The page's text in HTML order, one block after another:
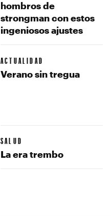
hombros de
strongman con estos
ingeniosos ajustes
ACTUALIDAD
Verano sin tregua
SALUD
La era trembo